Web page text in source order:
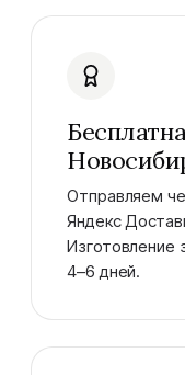
Отправляем
Яндекс
Изготовление
4–6 дней.